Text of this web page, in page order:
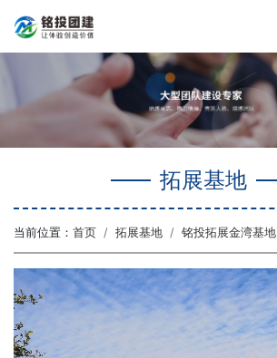
拓展基地
当前位置： 首页 拓展基地 铭投拓展金湾基地